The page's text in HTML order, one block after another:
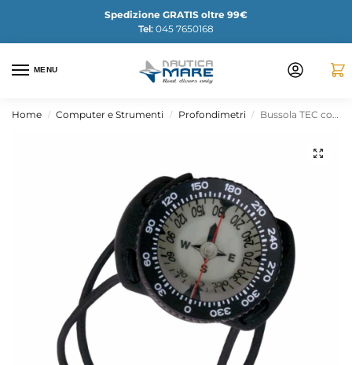
Spedizione GRATIS oltre 99€
Tel: 045 7650168
MENU
Home / Computer e Strumenti / Profondimetri / Bussola TEC con elastici bungee (Nero)